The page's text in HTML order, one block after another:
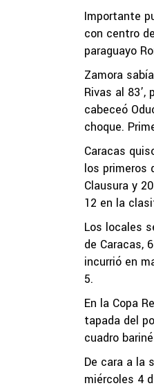
Importante
con centro
paraguayo
Zamora
Rivas al
cabeceó
choque.
Caracas
los primeros
Clausura y
12 en la
Los locales
de Caracas,
incurrió en
5.
En la Copa
tapada del
cuadro
De cara a la
miércoles 4